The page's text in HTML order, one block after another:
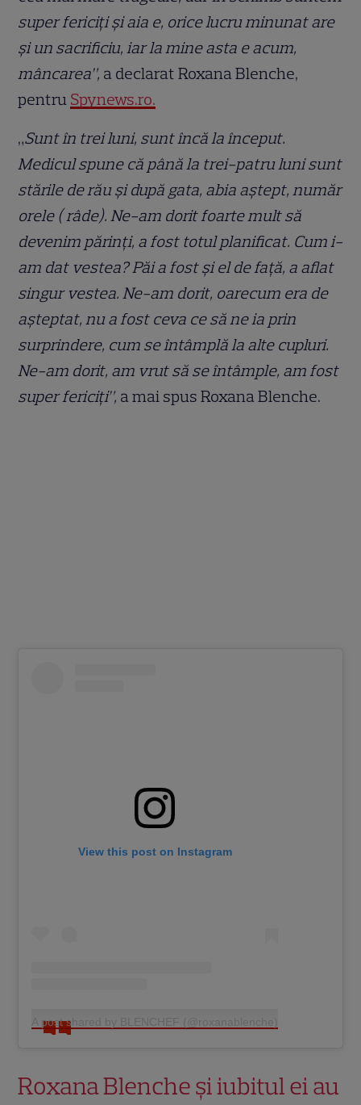
super fericiți și aia e, orice lucru minunat are
și un sacrificiu, iar la mine asta e acum,
mâncarea”, a declarat Roxana Blenche,
pentru Spynews.ro.
„Sunt în trei luni, sunt încă la început.
Medicul spune că până la trei-patru luni sunt
stările de rău și după gata, abia aștept, număr
orele ( râde). Ne-am dorit foarte mult să
devenim părinți, a fost totul planificat. Cum i-
am dat vestea? Păi a fost și el de față, a aflat
singur vestea. Ne-am dorit, oarecum era de
așteptat, nu a fost ceva ce să ne ia prin
surprindere, cum se întâmplă la alte cupluri.
Ne-am dorit, am vrut să se întâmple, am fost
super fericiți”, a mai spus Roxana Blenche.
View this post on Instagram
A post shared by BLENCHEF (@roxanablenche)
Roxana Blenche și iubitul ei au